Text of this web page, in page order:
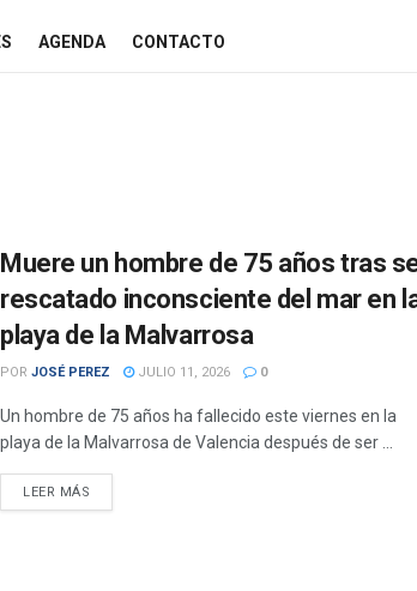
AGENDA CONTACTO
Muere un hombre de 75 años tras
rescatado inconsciente del mar en
playa de la Malvarrosa
POR JOSÉ PEREZ JULIO 11, 2026 0
Un hombre de 75 años ha fallecido este viernes en la
playa de la Malvarrosa de Valencia después de ser ...
LEER MÁS